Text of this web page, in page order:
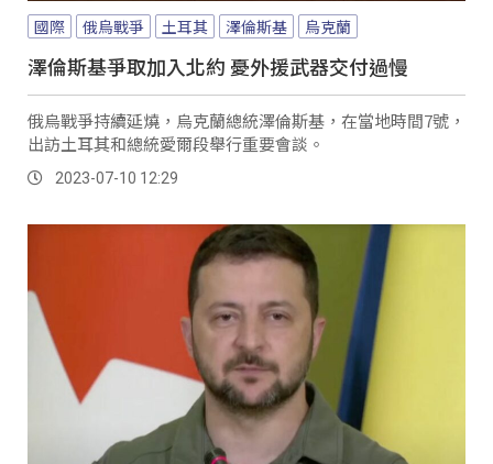
國際 俄烏戰爭 土耳其 澤倫斯基 烏克蘭
澤倫斯基爭取加入北約 憂外援武器交付過慢
俄烏戰爭持續延燒，烏克蘭總統澤倫斯基，在當地時間7號，
出訪土耳其和總統愛爾段舉行重要會談。
2023-07-10 12:29